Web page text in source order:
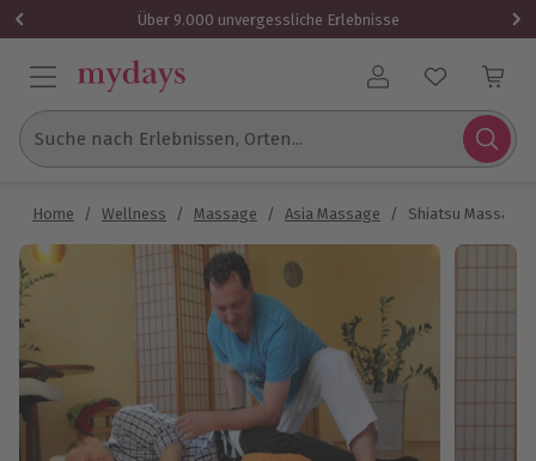
Über 9.000 unvergessliche Erlebnisse
Benutzerkonto
Suche nach Erlebnissen, Orten...
Home / Wellness / Massage / Asia Massage / Shiatsu Massage